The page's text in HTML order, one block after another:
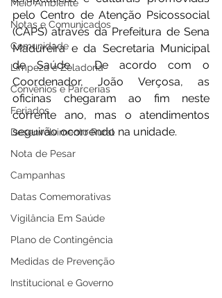
Meio Ambiente
Notas e Comunicados
Comunidade
Limpeza e Zeladoria
Convênios e Parcerias
Feriados
Desenvolvimento Rural
Nota de Pesar
Campanhas
Datas Comemorativas
Vigilância Em Saúde
Plano de Contingência
Medidas de Prevenção
Institucional e Governo
pelo Centro de Atenção Psicossocial
(CAPS) através da Prefeitura de Sena
Madureira e da Secretaria Municipal
de Saúde.  De acordo com o
Coordenador, João Verçosa, as
oficinas chegaram ao fim neste
corrente ano, mas o atendimentos
seguirão ocorrendo na unidade.